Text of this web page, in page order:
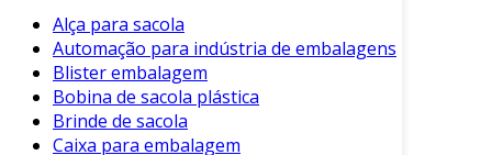
Além disso, a embalagem serve para proteger
as peças internas. Jogos, especialmente os de
tabuleiro, podem conter componentes frágeis,
como cartas e figuras. Embalagens bem
projetadas garantem que esses itens não
sejam danificados antes da compra.
Alça para sacola
Automação para indústria de embalagens
Blister embalagem
Bobina de sacola plástica
Brinde de sacola
Caixa para embalagem